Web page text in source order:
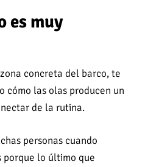
es muy
concreta del barco, te
cómo las olas producen un
de la rutina.
personas cuando
porque lo último que